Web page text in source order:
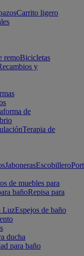
Carrito ligero
remoBicicletas
y
de
Terapia de
JabonerasEscobillero
de muebles para
bañoRepisa para
LuzEspejos de baño
ducha
para baño